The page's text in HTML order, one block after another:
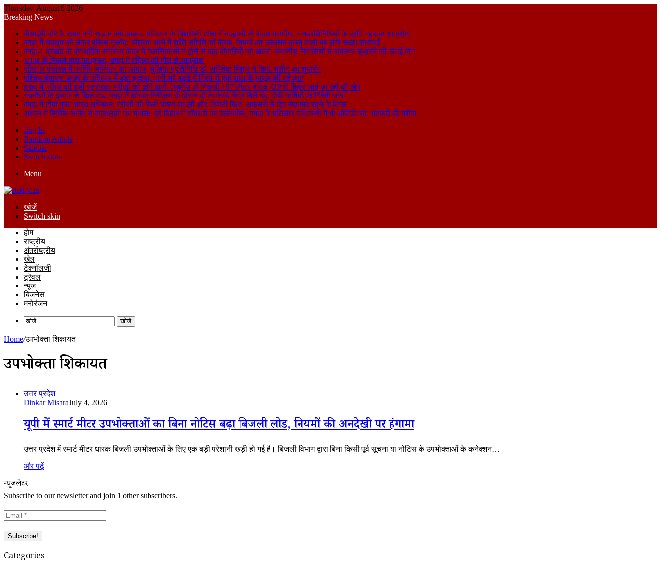
Thursday, August 6 2026
Breaking News
वीआईपी दौरे के समय बनी सड़क बनी आफत, पतिलार के मिश्रौली टोला में बदहाली से बेहाल ग्रामीण, जनप्रतिनिधियों के प्रति गहराया आक्रोश
बगहा में चहलूम को लेकर पुलिस मुस्तैद: चौतरवा थाने में शांति समिति की बैठक, नियमों का उल्लंघन करने वालों पर होगी सख्त कार्रवाई
बगहा-1 प्रखंड के प्राथमिक स्वास्थ्य केंद्र में जलनिकासी न होने से बढ़ा बीमारियों का खतरा, स्थानीय निवासियों ने व्यवस्था सुधारने की उठाई मांग।
VTR से निकले बाघ का हमला, बगहा में महिला की मौत से आक्रोश
पतिलार पंचायत में फॉगिंग अभियान का आगाज, मुखिया प्रतिनिधि डॉ. अभिषेक मिश्रा ने किया मशीन का शुभारंभ
पश्चिम चंपारण: बगहा के पतिलार में बड़ा हादसा, पानी भरे गड्ढे में गिरने से एक साल के मासूम की गई जान
बगहा में पुलिस की बड़ी स्ट्राइक: मरीजों को ढोने वाली एम्बुलेंस से निकली 157 लीटर शराब, UP से बिहार लाई जा रही थी खेप
ग्रामीणों के इलाज से खिलवाड़: बगहा में औचक निरीक्षण के दौरान दो स्वास्थ्य केंद्र मिले बंद, दोषी कर्मियों पर गिरेगी गाज
बगहा में टीबी मुक्त भारत अभियान: मरीजों को मिली पोषण पोटली और टीपीटी किट, अफसरों ने दिए सेहतमंद रहने के टिप्स
अरवल में सिविल सर्जन से बदसलूकी का मामला: पूरे बिहार में डॉक्टरों का हल्लाबोल, बगहा के पतिलार एपीएचसी में भी ओपीडी बंद, भटकते रहे मरीज
Log In
Random Article
Sidebar
Switch skin
Menu
खोजें
Switch skin
होम
राष्ट्रीय
अंतर्राष्ट्रीय
खेल
टेक्नॉलजी
ट्रैवल
न्यूज
बिजनेस
मनोरंजन
खोजें
Home/उपभोक्ता शिकायत
उपभोक्ता शिकायत
उत्तर प्रदेश
Dinkar MishraJuly 4, 2026
यूपी में स्मार्ट मीटर उपभोक्ताओं का बिना नोटिस बढ़ा बिजली लोड, नियमों की अनदेखी पर हंगामा
उत्तर प्रदेश में स्मार्ट मीटर धारक बिजली उपभोक्ताओं के लिए एक बड़ी परेशानी खड़ी हो गई है। बिजली विभाग द्वारा बिना किसी पूर्व सूचना या नोटिस के उपभोक्ताओं के कनेक्शन…
और पढ़ें
न्यूजलेटर
Subscribe to our newsletter and join 1 other subscribers.
Categories